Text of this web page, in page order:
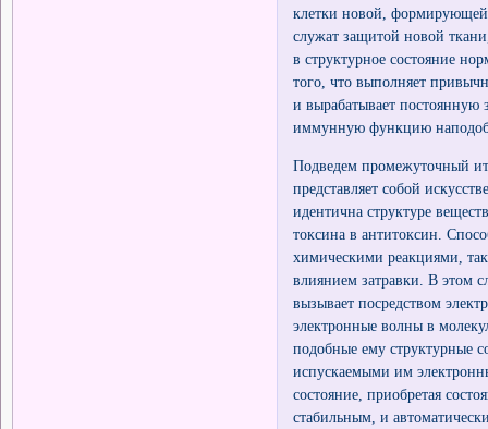
клетки новой,
служат защитой новой
в структурное состояние
того, что выполняет
и вырабатывает постоянную
иммунную функцию
Подведем промежуточный
представляет собой
идентична структуре
токсина в антитоксин.
химическими реакциями,
влиянием затравки. В этом
вызывает посредством
электронные волны в
подобные ему структурные
испускаемыми им
состояние, приобретая
стабильным, и